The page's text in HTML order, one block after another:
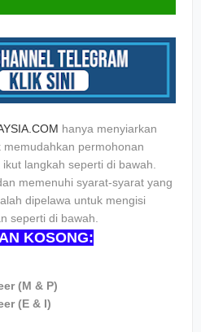
hanya menyiarkan
permohonan
langkah seperti di bawah.
memenuhi syarat-syarat yang
dipelawa untuk mengisi
seperti di bawah.
KOSONG:
(M & P)
(E & I)